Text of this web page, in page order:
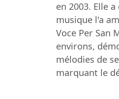
en 2003. Elle
musique l'a
Voce Per San
environs,
mélodies de
marquant le